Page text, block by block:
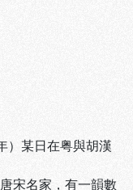
某日在粤與胡漢
宋名家，有一韻數